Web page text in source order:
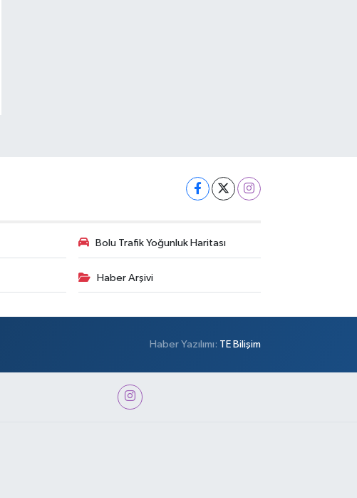
Bolu Trafik Yoğunluk Haritası
Haber Arşivi
Haber Yazılımı: TE Bilişim